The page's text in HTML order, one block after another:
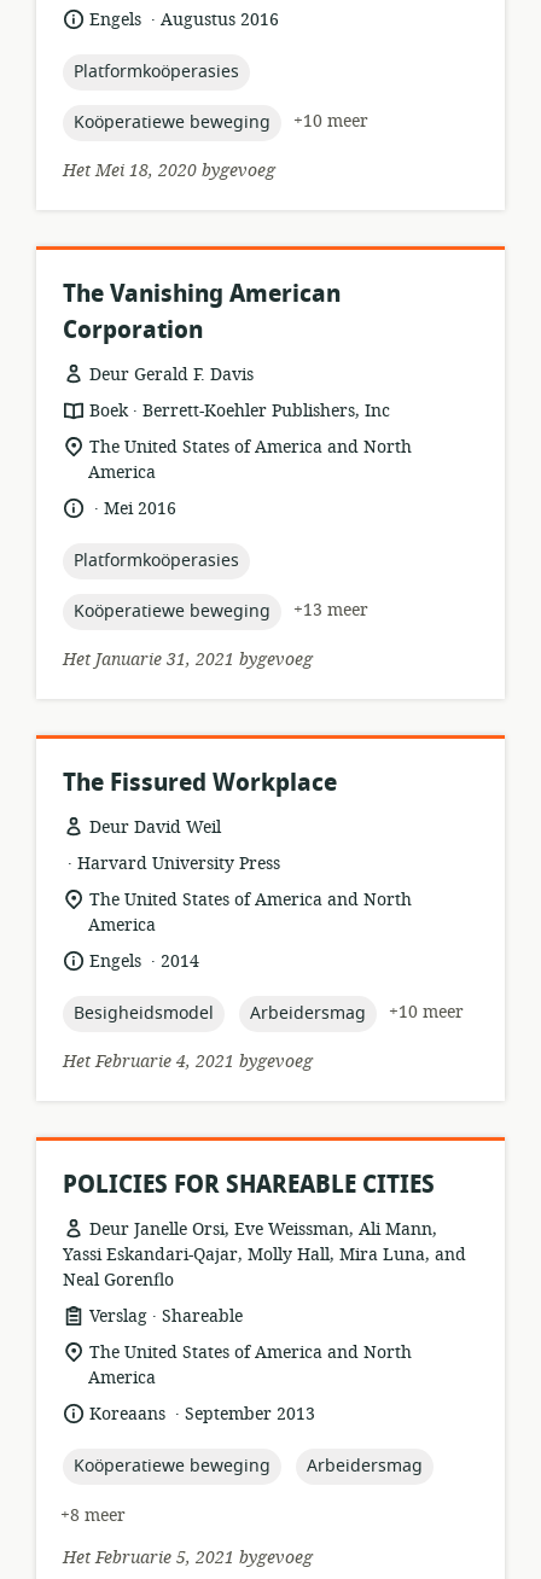
van
relevansie:
taal:Engels .
datumAugustus 2016
topic:
Platformkoöperasies
topic:
Koöperatiewe beweging
+10 meer
Het Mei 18, 2020 bygevoeg
The Vanishing American
Corporation
Deur Gerald F. Davis
hulpbronformaat:
Boek .
uitgewer:
Berrett-Koehler Publishers, Inc
ligging
van
relevansie:
The United States of America and North
America
taal:.
datumMei 2016
topic:
Platformkoöperasies
topic:
Koöperatiewe beweging
+13 meer
Het Januarie 31, 2021 bygevoeg
The Fissured Workplace
Deur David Weil
hulpbronformaat:
.
uitgewer:
Harvard University Press
ligging
van
relevansie:
The United States of America and North
America
taal:Engels .
datum
2014
topic:
Besigheidsmodel topic:
Arbeidersmag
+10 meer
Het Februarie 4, 2021 bygevoeg
POLICIES FOR SHAREABLE CITIES
Deur Janelle Orsi, Eve Weissman, Ali Mann,
Yassi Eskandari-Qajar, Molly Hall, Mira Luna, and
Neal Gorenflo
hulpbronformaat:
Verslag .
uitgewer:
Shareable
ligging
van
relevansie:
The United States of America and North
America
taal:Koreaans .
datumSeptember 2013
topic:
Koöperatiewe beweging topic:
Arbeidersmag
+8 meer
Het Februarie 5, 2021 bygevoeg